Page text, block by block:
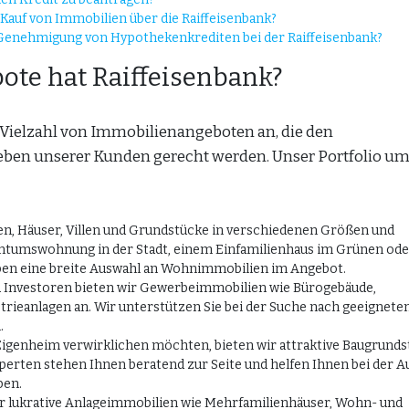
von Immobilien über die Raiffeisenbank?
von Hypothekenkrediten bei der Raiffeisenbank?
hat Raiffeisenbank?
von Immobilienangeboten an, die den
unserer Kunden gerecht werden. Unser Portfolio
Häuser, Villen und Grundstücke in verschiedenen Größen und
in der Stadt, einem Einfamilienhaus im Grünen
eine breite Auswahl an Wohnimmobilien im Angebot.
bieten wir Gewerbeimmobilien wie Bürogebäude,
an. Wir unterstützen Sie bei der Suche nach
verwirklichen möchten, bieten wir attraktive
stehen Ihnen beratend zur Seite und helfen Ihnen bei der
Anlageimmobilien wie Mehrfamilienhäuser, Wohn- und